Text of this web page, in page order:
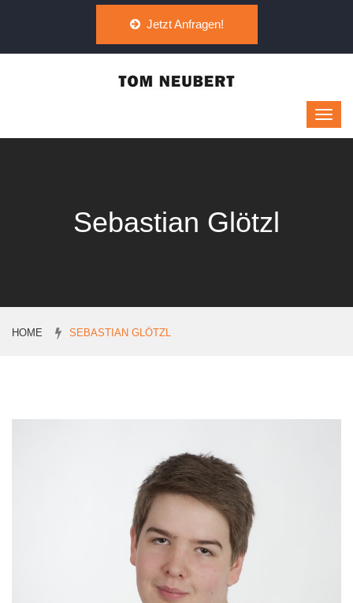
Jetzt Anfragen!
Sebastian Glötzl
HOME SEBASTIAN GLÖTZL